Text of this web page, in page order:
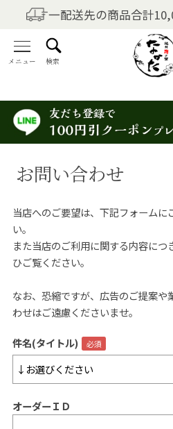
一配送先の商品合計
メニュー 検索
商品を探す
全商品一覧
梅干しの商品一覧
梅酒の商品一覧
梅製品・その他の商品一
メニュー
トップページ
マイページ
初めての方へ
お問い合わせ
当店へのご要望は、下記フォーム
い。
また当店のご利用に関する内容につ
ひご覧ください。
なお、恐縮ですが、広告のご提案
わせはご遠慮くださいませ。
件名(タイトル)
オーダーＩＤ